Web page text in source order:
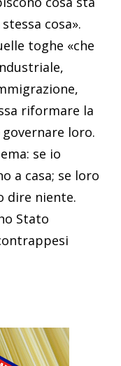
cosa».
toghe «che
riformare la
loro.
se io
a casa; se loro
dire niente.
Stato